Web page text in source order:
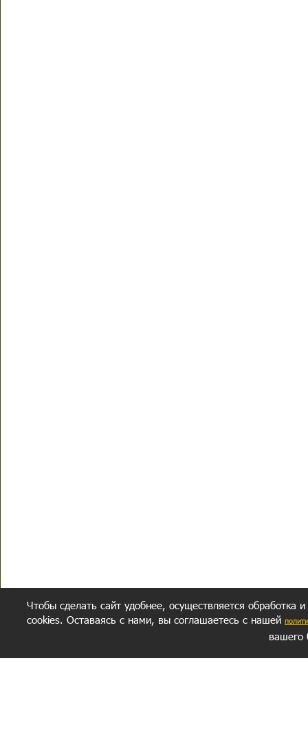
Чтобы сделать сайт удобнее, осуществляется обработка
cookies. Оставаясь с нами, вы соглашаетесь с нашей
вашего